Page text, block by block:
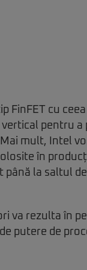
FinFET cu
pentru
mult, Intel
în
la saltul
va rezulta în
putere de